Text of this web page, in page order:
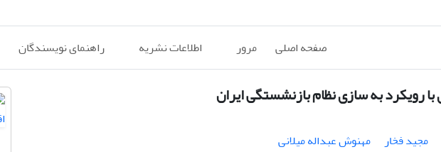
صفحه اصلی مرور اطلاعات نشریه راهنمای نویسندگان
مجید فخار
مهنوش عبداله میلانی